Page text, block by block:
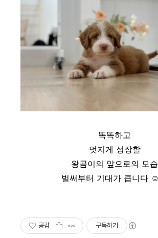
똑똑하고
멋지게 성장할
왕곰이의 앞으로의 모습
벌써부터 기대가 큽니다 ☺
공감 구독하기